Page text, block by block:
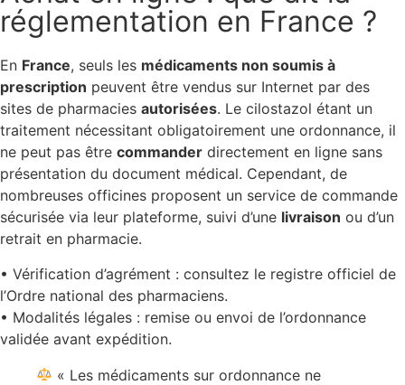
réglementation en France ?
En France, seuls les médicaments non soumis à
prescription peuvent être vendus sur Internet par des
sites de pharmacies autorisées. Le cilostazol étant un
traitement nécessitant obligatoirement une ordonnance, il
ne peut pas être commander directement en ligne sans
présentation du document médical. Cependant, de
nombreuses officines proposent un service de commande
sécurisée via leur plateforme, suivi d’une livraison ou d’un
retrait en pharmacie.
• Vérification d’agrément : consultez le registre officiel de
l’Ordre national des pharmaciens.
• Modalités légales : remise ou envoi de l’ordonnance
validée avant expédition.
« Les médicaments sur ordonnance ne